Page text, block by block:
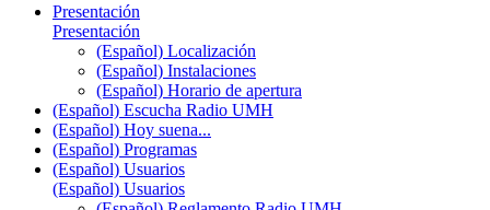
Presentación
Presentación
(Español) Localización
(Español) Instalaciones
(Español) Horario de apertura
(Español) Escucha Radio UMH
(Español) Hoy suena...
(Español) Programas
(Español) Usuarios
(Español) Usuarios